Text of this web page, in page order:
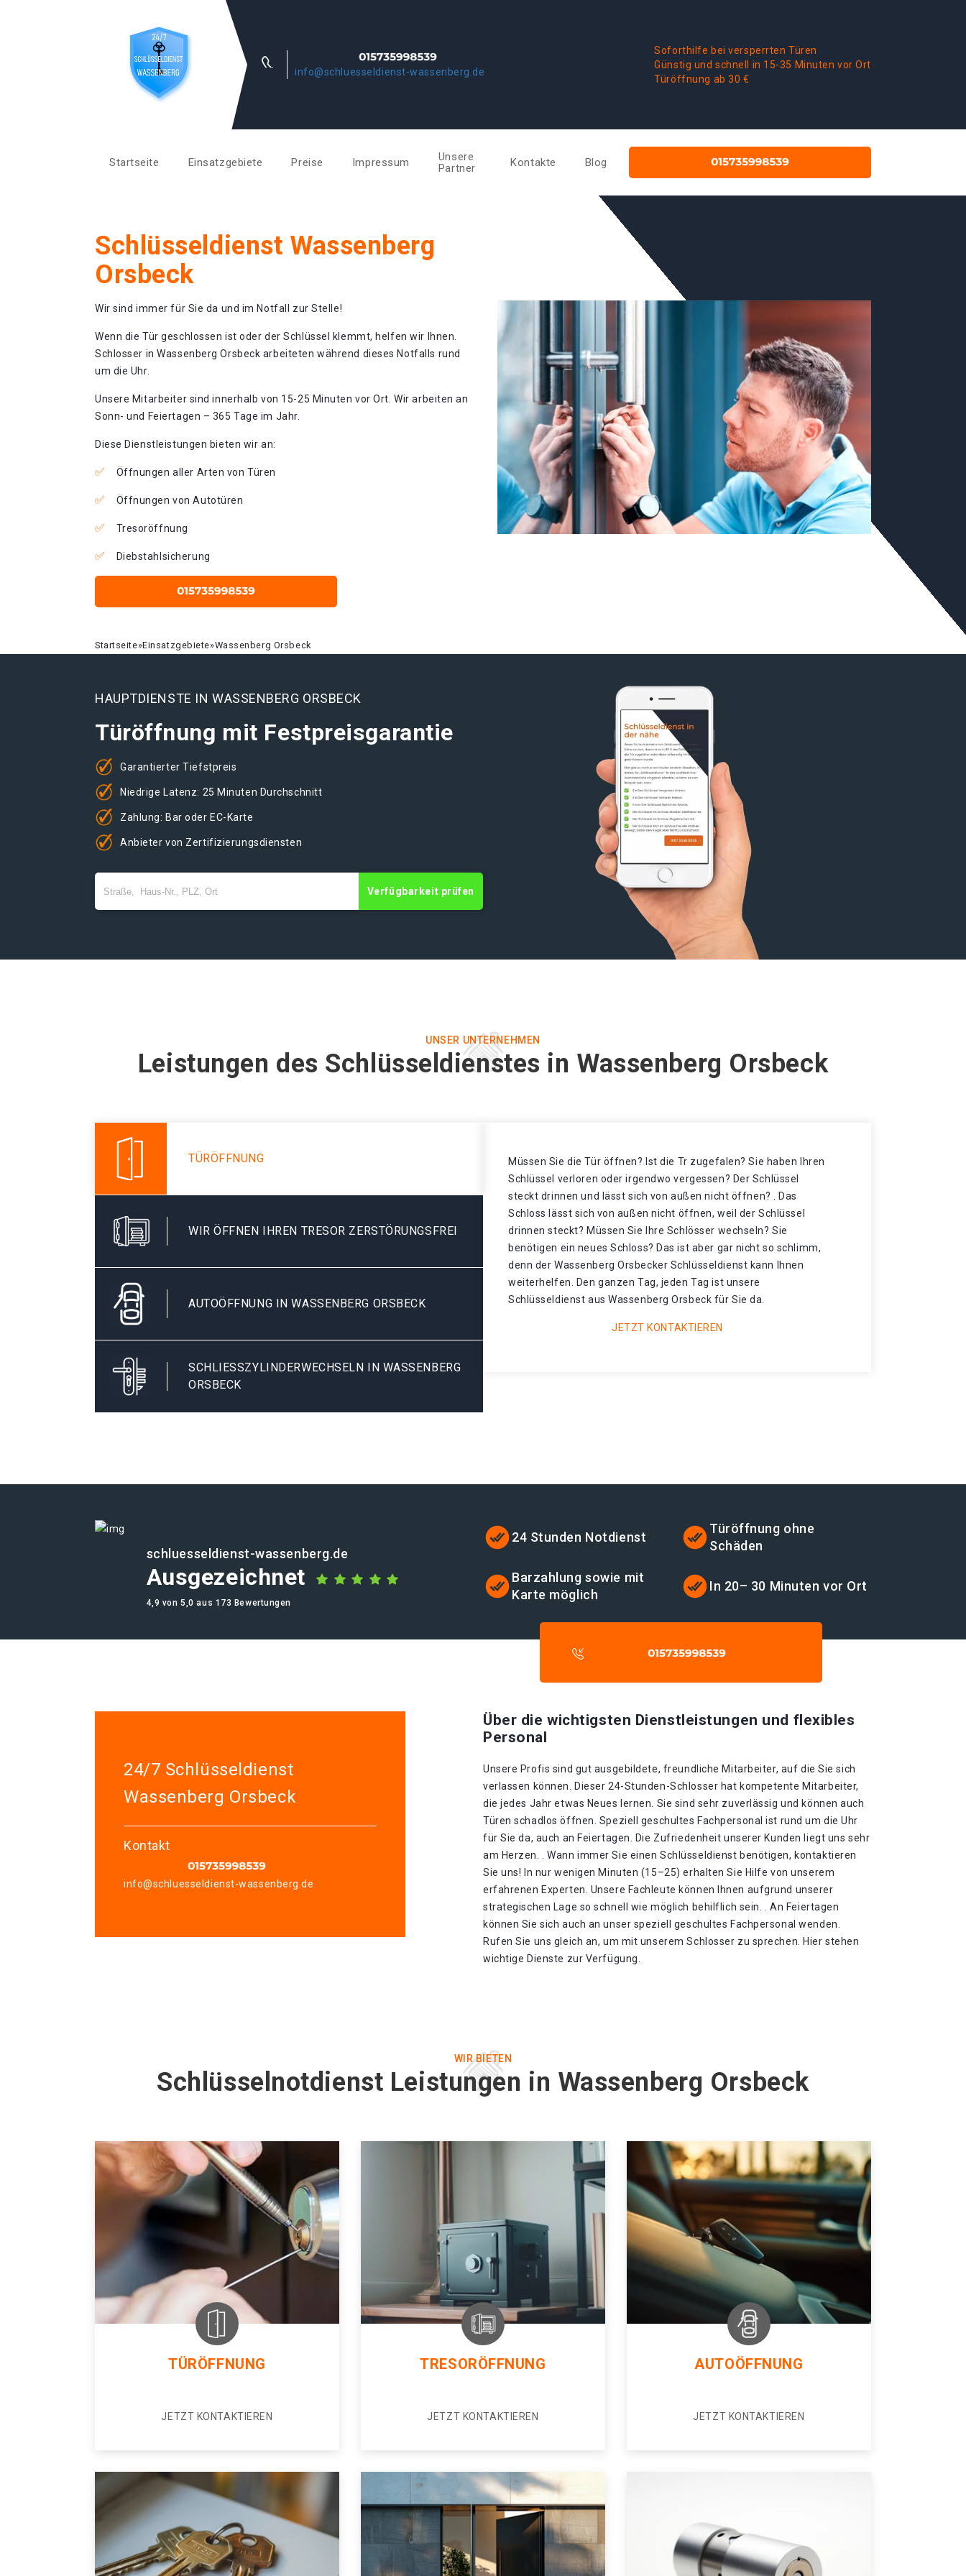
info@schluesseldienst-wassenberg.de
Soforthilfe bei versperrten Türen
Günstig und schnell in 15-35 Minuten vor Ort
Türöffnung ab 30 €
Startseite Einsatzgebiete Preise Impressum
Unsere
Partner
Kontakte Blog
Schlüsseldienst Wassenberg
Orsbeck
Wir sind immer für Sie da und im Notfall zur Stelle!
Wenn die Tür geschlossen ist oder der Schlüssel klemmt, helfen wir Ihnen.
Schlosser in Wassenberg Orsbeck arbeiteten während dieses Notfalls rund
um die Uhr.
Unsere Mitarbeiter sind innerhalb von 15-25 Minuten vor Ort. Wir arbeiten an
Sonn- und Feiertagen – 365 Tage im Jahr.
Diese Dienstleistungen bieten wir an:
Öffnungen aller Arten von Türen
Öffnungen von Autotüren
Tresoröffnung
Diebstahlsicherung
Startseite»Einsatzgebiete»Wassenberg Orsbeck
HAUPTDIENSTE IN WASSENBERG ORSBECK
Türöffnung mit Festpreisgarantie
Garantierter Tiefstpreis
Niedrige Latenz: 25 Minuten Durchschnitt
Zahlung: Bar oder EC-Karte
Anbieter von Zertifizierungsdiensten
Verfügbarkeit prüfen
UNSER UNTERNEHMEN
Leistungen des Schlüsseldienstes in Wassenberg Orsbeck
TÜRÖFFNUNG
WIR ÖFFNEN IHREN TRESOR ZERSTÖRUNGSFREI
AUTOÖFFNUNG IN WASSENBERG ORSBECK
SCHLIESSZYLINDERWECHSELN IN WASSENBERG O
RSBECK
Müssen Sie die Tür öffnen? Ist die Tr zugefalen? Sie haben Ihren
Schlüssel verloren oder irgendwo vergessen? Der Schlüssel
steckt drinnen und lässt sich von außen nicht öffnen? . Das
Schloss lässt sich von außen nicht öffnen, weil der Schlüssel
drinnen steckt? Müssen Sie Ihre Schlösser wechseln? Sie
benötigen ein neues Schloss? Das ist aber gar nicht so schlimm,
denn der Wassenberg Orsbecker Schlüsseldienst kann Ihnen
weiterhelfen. Den ganzen Tag, jeden Tag ist unsere
Schlüsseldienst aus Wassenberg Orsbeck für Sie da.
JETZT KONTAKTIEREN
schluesseldienst-wassenberg.de
Ausgezeichnet
4,9 von 5,0 aus 173 Bewertungen
24 Stunden Notdienst
Türöffnung ohne
Schäden
Barzahlung sowie mit
Karte möglich
In 20– 30 Minuten vor Ort
24/7 Schlüsseldienst
Wassenberg Orsbeck
Kontakt
info@schluesseldienst-wassenberg.de
Über die wichtigsten Dienstleistungen und flexibles
Personal
Unsere Profis sind gut ausgebildete, freundliche Mitarbeiter, auf die Sie sich
verlassen können. Dieser 24-Stunden-Schlosser hat kompetente Mitarbeiter,
die jedes Jahr etwas Neues lernen. Sie sind sehr zuverlässig und können auch
Türen schadlos öffnen. Speziell geschultes Fachpersonal ist rund um die Uhr
für Sie da, auch an Feiertagen. Die Zufriedenheit unserer Kunden liegt uns sehr
am Herzen. . Wann immer Sie einen Schlüsseldienst benötigen, kontaktieren
Sie uns! In nur wenigen Minuten (15–25) erhalten Sie Hilfe von unserem
erfahrenen Experten. Unsere Fachleute können Ihnen aufgrund unserer
strategischen Lage so schnell wie möglich behilflich sein. . An Feiertagen
können Sie sich auch an unser speziell geschultes Fachpersonal wenden.
Rufen Sie uns gleich an, um mit unserem Schlosser zu sprechen. Hier stehen
wichtige Dienste zur Verfügung.
WIR BIETEN
Schlüsselnotdienst Leistungen in Wassenberg Orsbeck
TÜRÖFFNUNG
JETZT KONTAKTIEREN
TRESORÖFFNUNG
JETZT KONTAKTIEREN
AUTOÖFFNUNG
JETZT KONTAKTIEREN